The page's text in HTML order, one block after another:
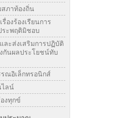
ภาท้องถิ่น
รื่องร้องเรียนการ
ะพฤติมิชอบ
ละส่งเสริมการปฏิบัติ
กันผลประโยชน์ทับ
ณอิเล็กทรอนิกส์
ไลน์
งทุกข์